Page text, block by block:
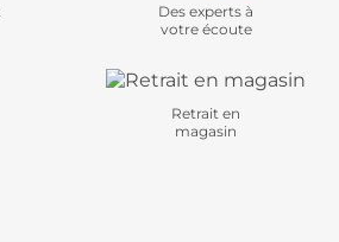
Des experts à
votre écoute
Retrait en
magasin